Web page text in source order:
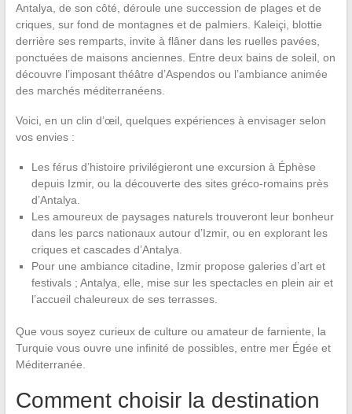
Antalya, de son côté, déroule une succession de plages et de
criques, sur fond de montagnes et de palmiers. Kaleiçi, blottie
derrière ses remparts, invite à flâner dans les ruelles pavées,
ponctuées de maisons anciennes. Entre deux bains de soleil, on
découvre l’imposant théâtre d’Aspendos ou l’ambiance animée
des marchés méditerranéens.
Voici, en un clin d’œil, quelques expériences à envisager selon
vos envies :
Les férus d’histoire privilégieront une excursion à Éphèse
depuis Izmir, ou la découverte des sites gréco-romains près
d’Antalya.
Les amoureux de paysages naturels trouveront leur bonheur
dans les parcs nationaux autour d’Izmir, ou en explorant les
criques et cascades d’Antalya.
Pour une ambiance citadine, Izmir propose galeries d’art et
festivals ; Antalya, elle, mise sur les spectacles en plein air et
l’accueil chaleureux de ses terrasses.
Que vous soyez curieux de culture ou amateur de farniente, la
Turquie vous ouvre une infinité de possibles, entre mer Égée et
Méditerranée.
Comment choisir la destination